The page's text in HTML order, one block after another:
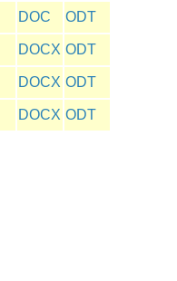
DOC ODT
DOCX ODT
DOCX ODT
DOCX ODT